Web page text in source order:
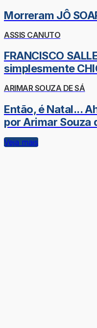
Morreram JÔ
ASSIS CANUTO
FRANCISCO
simplesmente
ARIMAR SOUZA DE SÁ
Então, é Natal...
por Arimar Souza
Veja mais